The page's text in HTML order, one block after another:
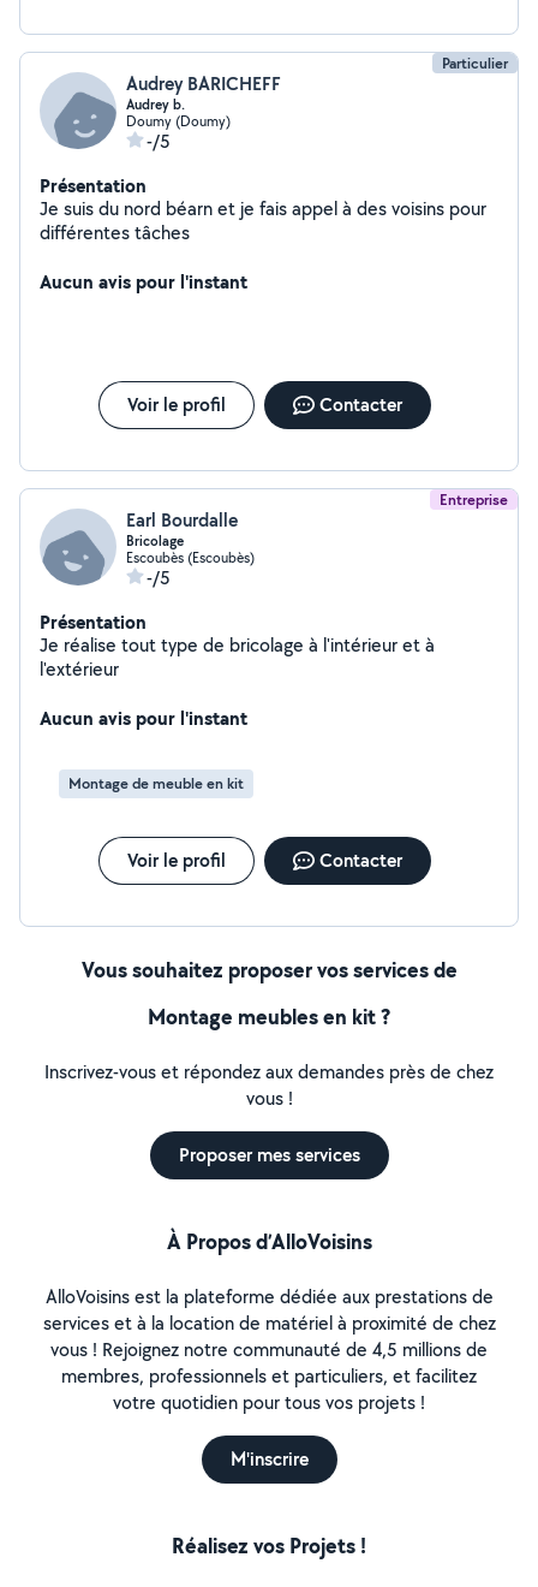
Particulier
Audrey BARICHEFF
Audrey b.
Doumy (Doumy)
-/5
Présentation
Je suis du nord béarn et je fais appel à des voisins pour
différentes tâches
Aucun avis pour l'instant
Voir le profil Contacter
Entreprise
Earl Bourdalle
Bricolage
Escoubès (Escoubès)
-/5
Présentation
Je réalise tout type de bricolage à l'intérieur et à
l'extérieur
Aucun avis pour l'instant
Montage de meuble en kit
Voir le profil Contacter
Vous souhaitez proposer vos services de
Montage meubles en kit ?
Inscrivez-vous et répondez aux demandes près de chez
vous !
Proposer mes services
À Propos d’AlloVoisins
AlloVoisins est la plateforme dédiée aux prestations de
services et à la location de matériel à proximité de chez
vous ! Rejoignez notre communauté de 4,5 millions de
membres, professionnels et particuliers, et facilitez
votre quotidien pour tous vos projets !
M'inscrire
Réalisez vos Projets !